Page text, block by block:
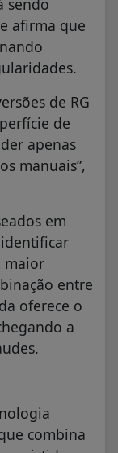
afirma que
de RG
de
apenas
manuais”,
em
maior
entre
oferece o
a
combina